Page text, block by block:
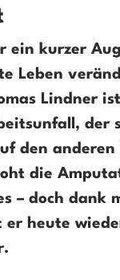
ein kurzer
Leben
Lindner
der
den anderen
die
– doch dank
er heute